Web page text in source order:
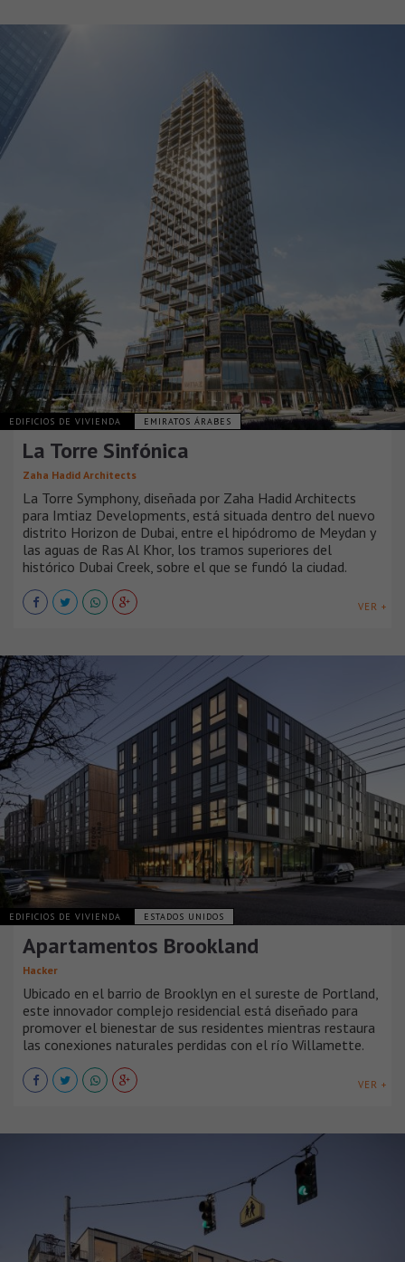
EDIFICIOS DE VIVIENDA EMIRATOS ÁRABES
La Torre Sinfónica
Zaha Hadid Architects
La Torre Symphony, diseñada por Zaha Hadid Architects
para Imtiaz Developments, está situada dentro del nuevo
distrito Horizon de Dubai, entre el hipódromo de Meydan y
las aguas de Ras Al Khor, los tramos superiores del
histórico Dubai Creek, sobre el que se fundó la ciudad.
VER +
EDIFICIOS DE VIVIENDA ESTADOS UNIDOS
Apartamentos Brookland
Hacker
Ubicado en el barrio de Brooklyn en el sureste de Portland,
este innovador complejo residencial está diseñado para
promover el bienestar de sus residentes mientras restaura
las conexiones naturales perdidas con el río Willamette.
VER +